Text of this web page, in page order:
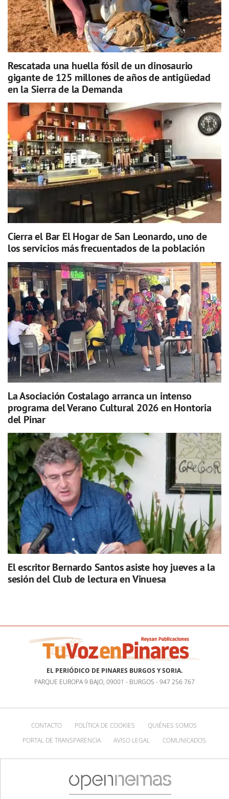
Rescatada una huella fósil de un dinosaurio
gigante de 125 millones de años de antigüedad
en la Sierra de la Demanda
Cierra el Bar El Hogar de San Leonardo, uno de
los servicios más frecuentados de la población
La Asociación Costalago arranca un intenso
programa del Verano Cultural 2026 en Hontoria
del Pinar
El escritor Bernardo Santos asiste hoy jueves a la
sesión del Club de lectura en Vinuesa
EL PERIÓDICO DE PINARES BURGOS Y SORIA.
PARQUE EUROPA 9 BAJO, 09001 - BURGOS - 947 256 767
CONTACTO POLÍTICA DE COOKIES
QUIÉNES SOMOS
PORTAL DE TRANSPARENCIA
AVISO LEGAL COMUNICADOS